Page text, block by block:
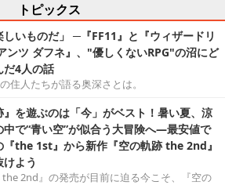
トピックス
しいものだ」 ─『FF11』と『ウィザードリ
ンツ ダフネ』、"優しくないRPG"の沼にど
だ4人の話
住人たちが語る奥深さとは。
』を遊ぶのは「今」がベスト！暑い夏、涼
中で“青い空”が似合う大冒険へ―最安値で
『the 1st』から新作『空の軌跡 the 2nd』
けよう
the 2nd』の発売が目前に迫る今こそ、『空の